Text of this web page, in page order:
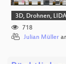
3D, Drohnen,
718
Julian Müller